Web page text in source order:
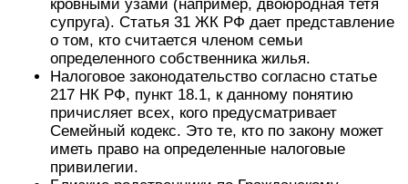
кровными узами (например, двоюродная тетя
супруга). Статья 31 ЖК РФ дает представление
о том, кто считается членом семьи
определенного собственника жилья.
Налоговое законодательство согласно статье
217 НК РФ, пункт 18.1, к данному понятию
причисляет всех, кого предусматривает
Семейный кодекс. Это те, кто по закону может
иметь право на определенные налоговые
привилегии.